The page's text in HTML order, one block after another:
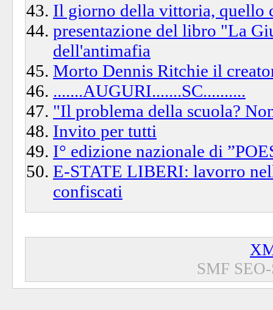
Il giorno della vittoria, quello
presentazione del libro "La
dell'antimafia
Morto Dennis Ritchie il
.......AUGURI.......SC..........
"Il problema della scuola?
Invito per tutti
I° edizione nazionale di
E-STATE LIBERI: lavorro
confiscati
SMF